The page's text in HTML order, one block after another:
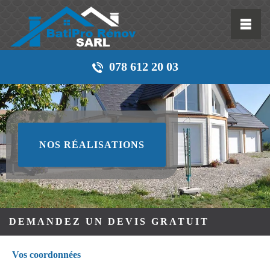
078 612 20 03
NOS RÉALISATIONS
DEMANDEZ UN DEVIS GRATUIT
Vos coordonnées